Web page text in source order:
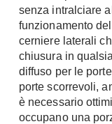
Camerette
Camerette
Camerette
Letti a
Per Neonati
Lettini
senza intralciare
funzionamento
cerniere laterali
chiusura in
diffuso per le
porte scorrevoli,
è necessario
occupano una